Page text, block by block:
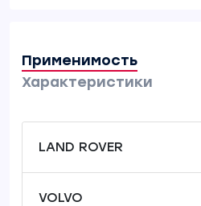
Применимость
Характеристики
LAND ROVER
VOLVO